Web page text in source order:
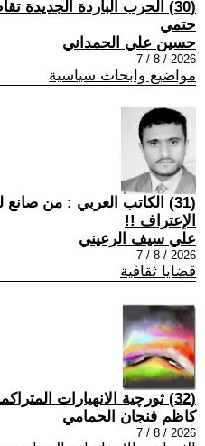
(30) الحرب الباردة الجديدة
حتمي
حسين علي الحمداني
2026 / 8 / 7
مواضيع وابحاث سياسية
(31) الكاتب العربي : من
الإعتراف !!
علي سيف الرعيني
2026 / 8 / 7
قضايا ثقافية
(32) ثورچية الانهيارات المتراكمة
كاظم فنجان الحمامي
2026 / 8 / 7